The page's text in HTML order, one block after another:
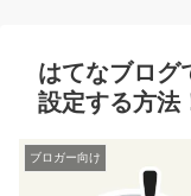
はてなブログ
設定する方法
ブロガー向け